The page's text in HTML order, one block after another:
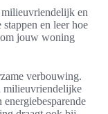
en
en leer hoe
om jouw woning
verbouwing.
milieuvriendelijke